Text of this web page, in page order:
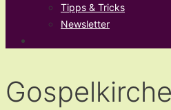
Tipps & Tricks
Newsletter